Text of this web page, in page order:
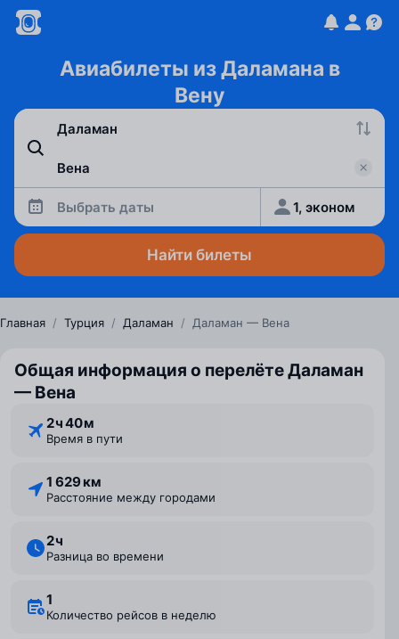
Авиабилеты из Даламана в
Вену
Выбрать даты 1, эконом
Найти билеты
Главная / Турция / Даламан / Даламан — Вена
Общая информация о перелёте Даламан
— Вена
2 ⁠ч 40 ⁠м
Время в пути
1 629 км
Расстояние между городами
2 ⁠ч
Разница во времени
1
Количество рейсов в неделю